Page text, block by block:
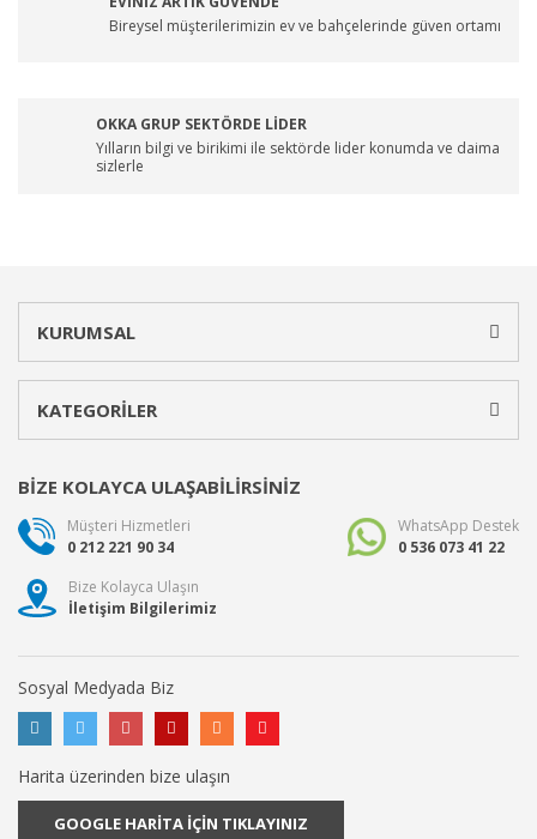
Bireysel müşterilerimizin ev ve bahçelerinde güven ortamı
OKKA GRUP SEKTÖRDE LİDER
Yılların bilgi ve birikimi ile sektörde lider konumda ve daima
sizlerle
KURUMSAL
KATEGORİLER
BİZE KOLAYCA ULAŞABİLİRSİNİZ
Müşteri Hizmetleri
0 212 221 90 34
WhatsApp Destek
0 536 073 41 22
Bize Kolayca Ulaşın
İletişim Bilgilerimiz
Sosyal Medyada Biz
Harita üzerinden bize ulaşın
GOOGLE HARİTA İÇİN TIKLAYINIZ